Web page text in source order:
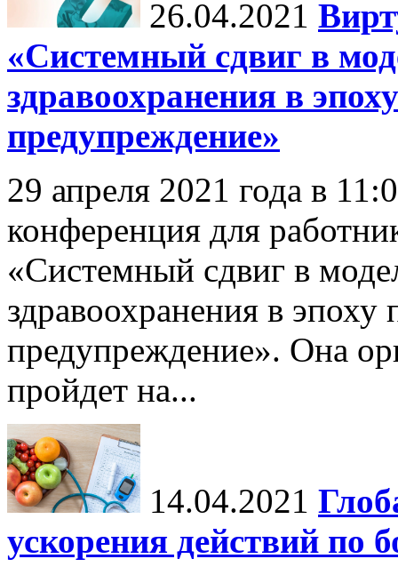
26.04.2021
«Системный сдвиг в
здравоохранения в
предупреждение»
29 апреля 2021 года в
конференция для
«Системный сдвиг в
здравоохранения в
предупреждение». Она
пройдет на...
14.04.2021
ускорения действий по